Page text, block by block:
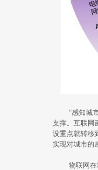
“感知城
支撑。互联网
设重点就转移
实现对城市的
物联网在